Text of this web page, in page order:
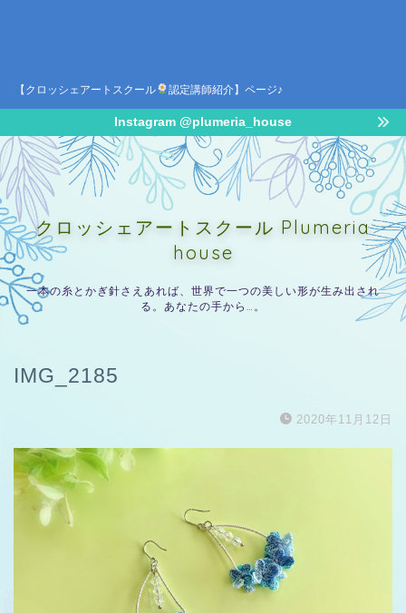
【クロッシェアートスクール 認定講師紹介】ページ♪
Instagram @plumeria_house
クロッシェアートスクール Plumeria
house
一本の糸とかぎ針さえあれば、世界で一つの美しい形が生み出され
る。あなたの手から…。
IMG_2185
2020年11月12日